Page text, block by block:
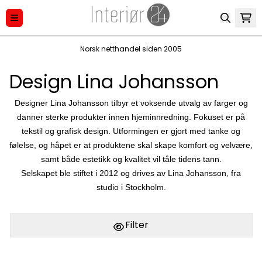
Hopp til innhold
Norsk netthandel siden 2005
Design Lina Johansson
Designer Lina Johansson tilbyr et voksende utvalg av farger og
danner sterke produkter innen hjeminnredning. Fokuset er på
tekstil og grafisk design. Utformingen er gjort med tanke og
følelse, og håpet er at produktene skal skape komfort og velvære,
samt både estetikk og kvalitet vil tåle tidens tann.
Selskapet ble stiftet i 2012 og drives av Lina Johansson, fra
studio i Stockholm.
Filter